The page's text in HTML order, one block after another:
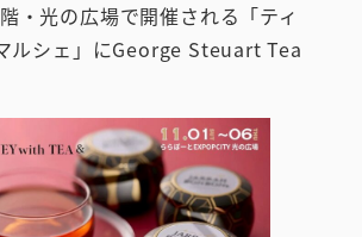
・光の広場で開催される「ティ
ルシェ」にGeorge Steuart Tea